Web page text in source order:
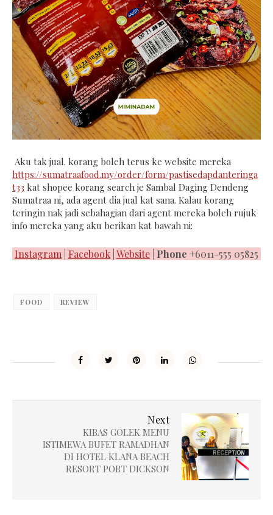
Aku tak jual. korang boleh terus ke website mereka
https://sumatraafood.my/order/form/pastisedapdanteringa
t33 kat shopee korang search je Sambal Daging Dendeng
Sumatraa ni, ada agent dia jual kat sana. Kalau korang
teringin nak jadi sebahagian dari agent mereka boleh rujuk
info mereka yang aku berikan kat bawah ni:
Instagram Facebook Website Phone +6011-555 05825
FOOD REVIEW
Next
KIBAS GOLEK MENU
ISTIMEWA BUFET RAMADHAN
DI HOTEL KLANA BEACH
RESORT PORT DICKSON